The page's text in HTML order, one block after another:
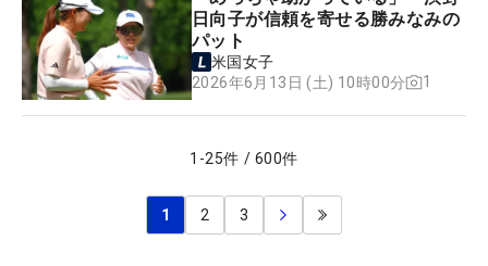
日向子が信頼を寄せる勝みなみの
パット
米国女子
2026年6月13日 (土) 10時00分
1
1 -25件 / 600件
1 2 3